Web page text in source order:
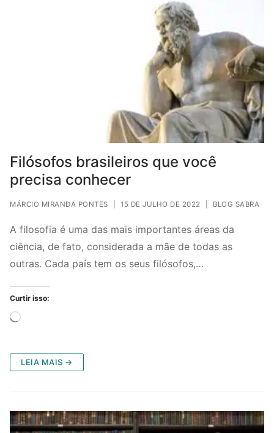
Filósofos brasileiros que você
precisa conhecer
MÁRCIO MIRANDA PONTES 15 DE JULHO DE 2022 BLOG SABRA
A filosofia é uma das mais importantes áreas da
ciência, de fato, considerada a mãe de todas as
outras. Cada país tem os seus filósofos,…
Curtir isso:
Carregando...
LEIA MAIS →